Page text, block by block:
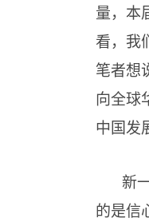
量，本
看，我
笔者想
向全球
中国发
新
的是信